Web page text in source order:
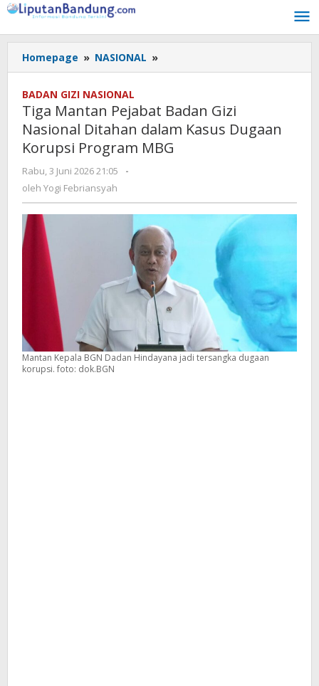
Lewati
konten
Homepage » NASIONAL »
Mantan
Badan
Gizi
Nasional
Ditahan
Korupsi
MBG
BADAN GIZI NASIONAL
Tiga Mantan Pejabat Badan Gizi
Nasional Ditahan dalam Kasus Dugaan
Korupsi Program MBG
Rabu, 3 Juni 2026 21:05
oleh
-
oleh Yogi Febriansyah
Mantan Kepala BGN Dadan Hindayana jadi tersangka dugaan
korupsi. foto: dok.BGN